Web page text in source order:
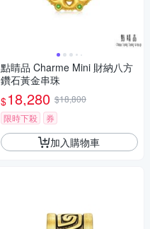
點睛品 Charme Mini 財納八方
鑽石黃金串珠
$18,280 $18,800
限時下殺
券
加入購物車